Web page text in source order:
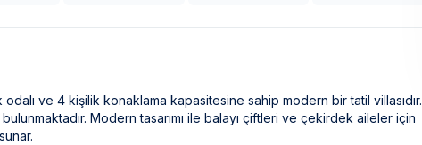
ve 4 kişilik konaklama kapasitesine sahip modern bir tatil villasıdır.
Modern tasarımı ile balayı çiftleri ve çekirdek aileler için